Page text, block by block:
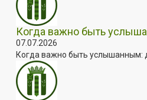
Когда важно быть
07.07.2026
Когда важно быть услышанным: